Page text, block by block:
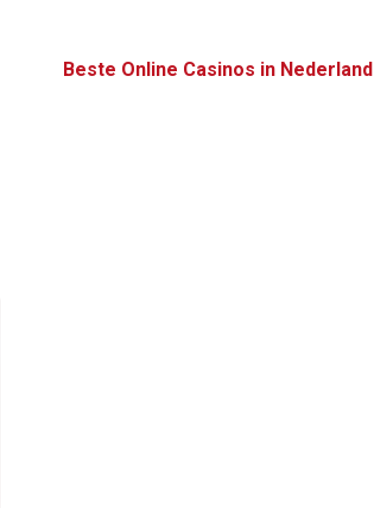
Beste Online Casinos in Nederland